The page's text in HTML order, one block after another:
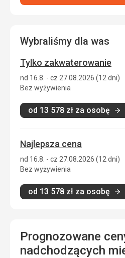
Wybraliśmy dla was
Tylko zakwaterowanie
nd 16.8. - cz 27.08.2026 (12 dni)
Bez wyżywienia
od 13 578 zł za osobę
Najlepsza cena
nd 16.8. - cz 27.08.2026 (12 dni)
Bez wyżywienia
od 13 578 zł za osobę
Prognozowane
nadchodzących